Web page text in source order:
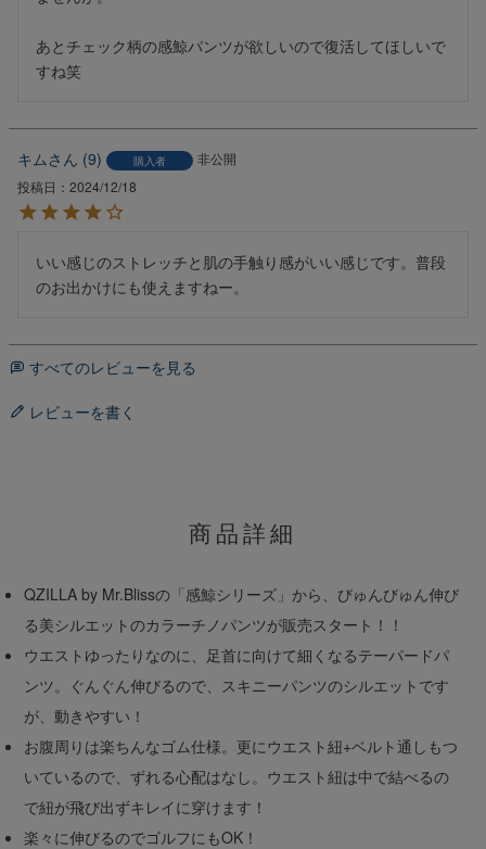
あとチェック柄の感鯨パンツが欲しいので復活してほしいで
すね笑
キム 9 購入者
非公開
投稿日
2024/12/18
いい感じのストレッチと肌の手触り感がいい感じです。普段
のお出かけにも使えますねー。
すべてのレビューを見る
レビューを書く
商品詳細
QZILLA by Mr.Blissの「感鯨シリーズ」から、びゅんびゅん伸び
る美シルエットのカラーチノパンツが販売スタート！！
ウエストゆったりなのに、足首に向けて細くなるテーパードパ
ンツ。ぐんぐん伸びるので、スキニーパンツのシルエットです
が、動きやすい！
お腹周りは楽ちんなゴム仕様。更にウエスト紐+ベルト通しもつ
いているので、ずれる心配はなし。ウエスト紐は中で結べるの
で紐が飛び出ずキレイに穿けます！
楽々に伸びるのでゴルフにもOK！